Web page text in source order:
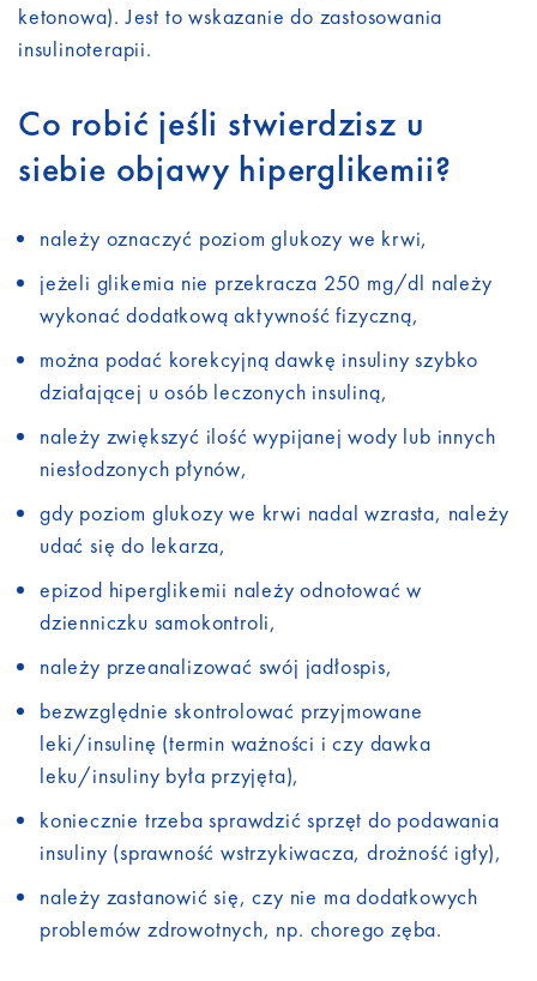
ketonowa). Jest to wskazanie do zastosowania
insulinoterapii.
Co robić jeśli stwierdzisz u
siebie objawy hiperglikemii?
należy oznaczyć poziom glukozy we krwi,
jeżeli glikemia nie przekracza 250 mg/dl należy
wykonać dodatkową aktywność fizyczną,
można podać korekcyjną dawkę insuliny szybko
działającej u osób leczonych insuliną,
należy zwiększyć ilość wypijanej wody lub innych
niesłodzonych płynów,
gdy poziom glukozy we krwi nadal wzrasta, należy
udać się do lekarza,
epizod hiperglikemii należy odnotować w
dzienniczku samokontroli,
należy przeanalizować swój jadłospis,
bezwzględnie skontrolować przyjmowane
leki/insulinę (termin ważności i czy dawka
leku/insuliny była przyjęta),
koniecznie trzeba sprawdzić sprzęt do podawania
insuliny (sprawność wstrzykiwacza, drożność igły),
należy zastanowić się, czy nie ma dodatkowych
problemów zdrowotnych, np. chorego zęba.